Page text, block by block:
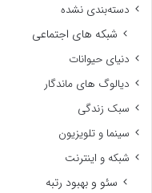
دسته‌بندی نشده
شبکه های اجتماعی
دنیای حیوانات
دیالوگ های ماندگار
سبک زندگی
سینما و تلویزیون
شبکه و اینترنت
سئو و بهبود رتبه